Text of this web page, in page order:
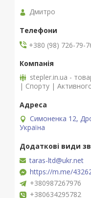
Дмитро
+380 (98) 726-79-
stepler.in.ua -
| Спорту |
Симоненка 12,
Україна
taras-ltd@ukr.net
https://m.me/
+380987267976
+380634295782